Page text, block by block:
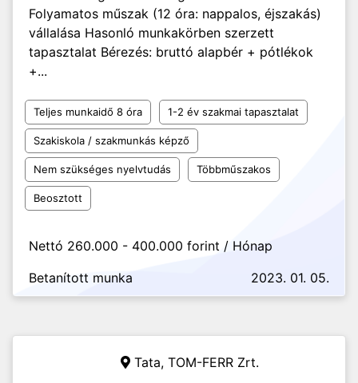
Folyamatos műszak (12 óra: nappalos, éjszakás)
vállalása Hasonló munkakörben szerzett
tapasztalat Bérezés: bruttó alapbér + pótlékok
+...
Teljes munkaidő 8 óra 1-2 év szakmai tapasztalat
Szakiskola / szakmunkás képző
Nem szükséges nyelvtudás Többműszakos
Beosztott
Nettó 260.000 - 400.000 forint / Hónap
Betanított munka
2023. 01. 05.
Tata, TOM-FERR Zrt.